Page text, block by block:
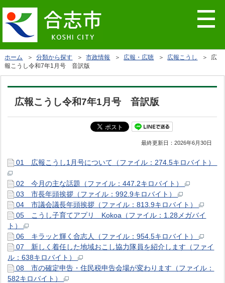
ホーム ＞分類から探す ＞市政情報 ＞ 広報・広聴 ＞ 広報こうし
＞ 広
報こうし令和7年1月号 音訳版
広報こうし令和7年1月号 音訳版
最終更新日：2026年6月30日
01 広報こうし1月号について（ファイル：274.5キロバイト）
02 今月の主な話題（ファイル：447.2キロバイト）
03 市長年頭挨拶（ファイル：992.9キロバイト）
04 市議会議長年頭挨拶（ファイル：813.9キロバイト）
05 こうし子育てアプリ Kokoa（ファイル：1.28メガバイ
ト）
06 キラッと輝く合志人（ファイル：954.5キロバイト）
07 新しく着任した地域おこし協力隊員を紹介します（ファイ
ル：638キロバイト）
08 市の確定申告・住民税申告会場が変わります（ファイル：
582キロバイト）